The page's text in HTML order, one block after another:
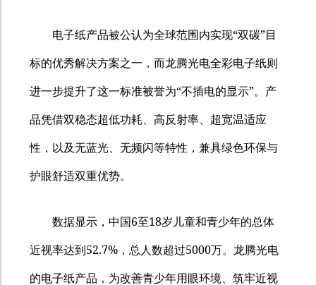
电子纸产品被公认为全球范围内实现“双碳”目
标的优秀解决方案之一，而龙腾光电全彩电子纸则
进一步提升了这一标准被誉为“不插电的显示”。产
品凭借双稳态超低功耗、高反射率、超宽温适应
性，以及无蓝光、无频闪等特性，兼具绿色环保与
护眼舒适双重优势。
数据显示，中国6至18岁儿童和青少年的总体
近视率达到 52.7% ，总人数超过5000万。龙腾光电
的电子纸产品，为改善青少年用眼环境、筑牢近视